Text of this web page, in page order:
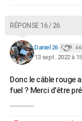
RÉPONSE 16 / 26
Daniel 26 4
13 sept. 2022 à
Donc le câble rouge
fuel ? Merci d'être